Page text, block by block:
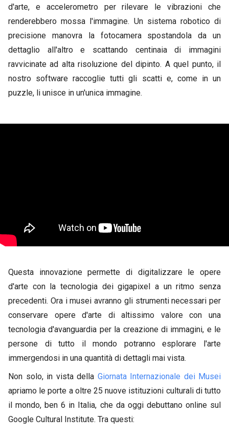
d'arte, e accelerometro per rilevare le vibrazioni che
renderebbero mossa l'immagine. Un sistema robotico di
precisione manovra la fotocamera spostandola da un
dettaglio all'altro e scattando centinaia di immagini
ravvicinate ad alta risoluzione del dipinto. A quel punto, il
nostro software raccoglie tutti gli scatti e, come in un
puzzle, li unisce in un'unica immagine.
Questa innovazione permette di digitalizzare le opere
d'arte con la tecnologia dei gigapixel a un ritmo senza
precedenti. Ora i musei avranno gli strumenti necessari per
conservare opere d'arte di altissimo valore con una
tecnologia d'avanguardia per la creazione di immagini, e le
persone di tutto il mondo potranno esplorare l'arte
immergendosi in una quantità di dettagli mai vista.
Non solo, in vista della Giornata Internazionale dei Musei
apriamo le porte a oltre 25 nuove istituzioni culturali di tutto
il mondo, ben 6 in Italia, che da oggi debuttano online sul
Google Cultural Institute. Tra questi: